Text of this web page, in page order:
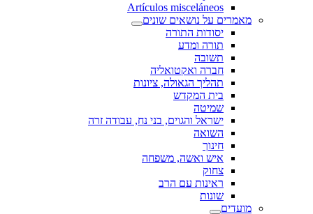
Artículos misceláneos
מאמרים על נושאים שונים
יסודות התורה
תורה ומדע
תשובה
חברה ואקטואליה
תהליך הגאולה, ציונות
בית המקדש
שמיטה
ישראל והגוים, בני נח, עבודה זרה
השואה
חינוך
איש ואשה, משפחה
צחוק
ראינות עם הרב
שונות
מועדים